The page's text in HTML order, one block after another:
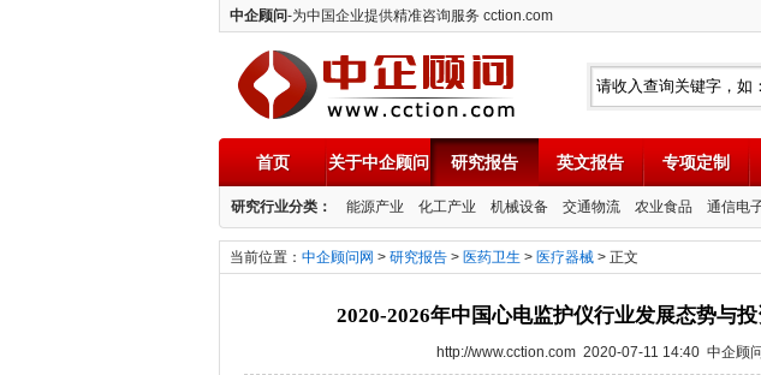
中企顾问-为中国企业提供精准咨询服务 cction.com
中企顾问
首页 关于中企顾问 研究报告 英文报告 专项定制
研究行业分类： 能源产业 化工产业 机械设备 交通物流 农业食品 通信电
当前位置： 中企顾问网 > 研究报告 > 医药卫生 > 医疗器械 > 正文
2020-2026年中国心电监护仪行业发展态势与
http://www.cction.com 2020-07-11 14:40 中企顾